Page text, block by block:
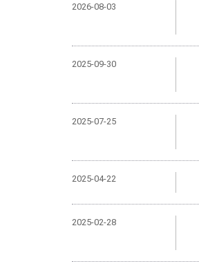
2026-08-03
2025-09-30
2025-07-25
2025-04-22
2025-02-28